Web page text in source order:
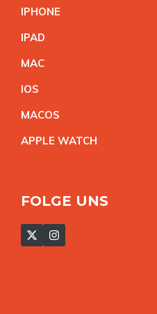
IPHONE
IPAD
MAC
IOS
MACOS
APPLE WATCH
FOLGE UNS